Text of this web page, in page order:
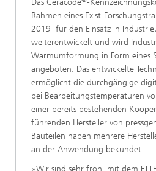
Das Ceracode -
Rahmen eines Exist-
2019 für den Einsatz in
weiterentwickelt und wird
Warmumformung in Form eines
angeboten. Das entwickelte
ermöglicht die durchgängige
bei Bearbeitungstemperaturen
einer bereits bestehenden
führenden Hersteller von
Bauteilen haben mehrere
an der Anwendung bekundet.
»Wir sind sehr froh, mit dem